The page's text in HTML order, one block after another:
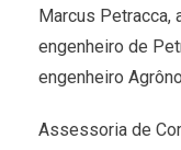
Marcus Petracca,
engenheiro de
engenheiro
Assessoria de